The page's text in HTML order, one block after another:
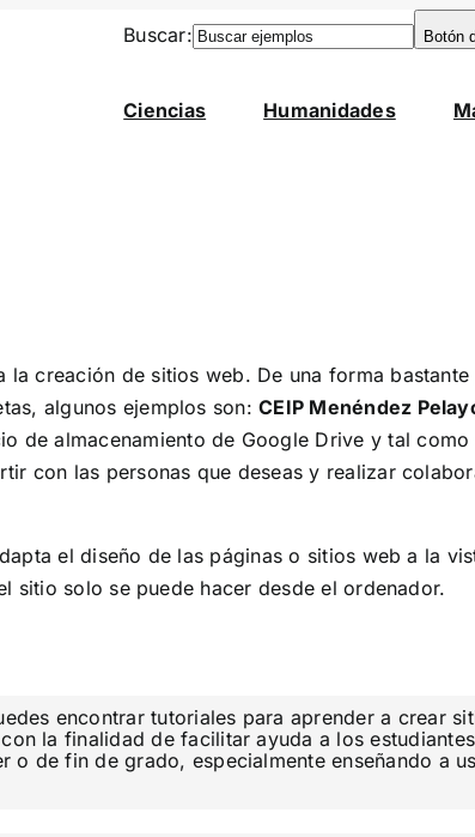
Buscar: Botón
Ciencias Humanidades
creación de sitios web. De una forma
algunos ejemplos son:CEIP Menéndez
de almacenamiento de Google Drive y tal como
con las personas que deseas y realizar
el diseño de las páginas o sitios web a la
sitio solo se puede hacer desde el ordenador.
encontrar tutoriales para aprender a crear
la finalidad de facilitar ayuda a los estudiantes
o de fin de grado, especialmente enseñando a